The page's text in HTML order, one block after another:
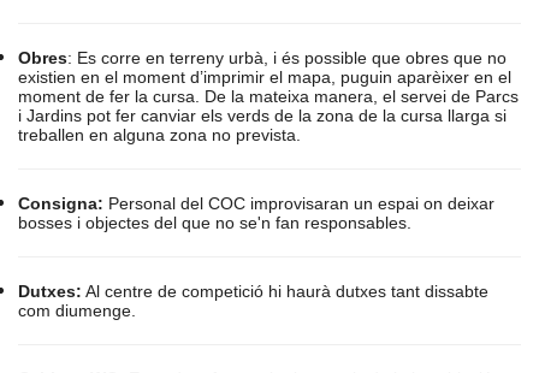
Obres: Es corre en terreny urbà, i és possible que obres que no
existien en el moment d’imprimir el mapa, puguin aparèixer en el
moment de fer la cursa. De la mateixa manera, el servei de Parcs
i Jardins pot fer canviar els verds de la zona de la cursa llarga si
treballen en alguna zona no prevista.
Consigna: Personal del COC improvisaran un espai on deixar
bosses i objectes del que no se'n fan responsables.
Dutxes: Al centre de competició hi haurà dutxes tant dissabte
com diumenge.